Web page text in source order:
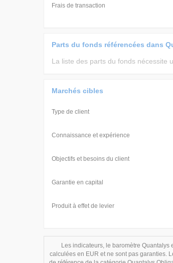
Frais de transaction
Parts du fonds référencées dans
La liste des parts du fonds nécessite
Marchés cibles
Type de client
Connaissance et expérience
Objectifs et besoins du client
Garantie en capital
Produit à effet de levier
Les indicateurs, le baromètre
calculées en EUR et ne sont pas garanties.